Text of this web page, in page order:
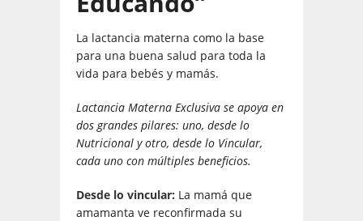
La lactancia materna como la base
para una buena salud para toda la
vida para bebés y mamás.
Lactancia Materna Exclusiva se apoya en
dos grandes pilares: uno, desde lo
Nutricional y otro, desde lo Vincular,
cada uno con múltiples beneficios.
Desde lo vincular: La mamá que
amamanta ve reconfirmada su